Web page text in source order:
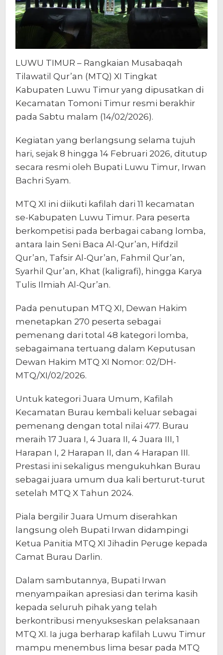
LUWU TIMUR – Rangkaian Musabaqah
Tilawatil Qur’an (MTQ) XI Tingkat
Kabupaten Luwu Timur yang dipusatkan di
Kecamatan Tomoni Timur resmi berakhir
pada Sabtu malam (14/02/2026).
Kegiatan yang berlangsung selama tujuh
hari, sejak 8 hingga 14 Februari 2026, ditutup
secara resmi oleh Bupati Luwu Timur, Irwan
Bachri Syam.
MTQ XI ini diikuti kafilah dari 11 kecamatan
se-Kabupaten Luwu Timur. Para peserta
berkompetisi pada berbagai cabang lomba,
antara lain Seni Baca Al-Qur’an, Hifdzil
Qur’an, Tafsir Al-Qur’an, Fahmil Qur’an,
Syarhil Qur’an, Khat (kaligrafi), hingga Karya
Tulis Ilmiah Al-Qur’an.
Pada penutupan MTQ XI, Dewan Hakim
menetapkan 270 peserta sebagai
pemenang dari total 48 kategori lomba,
sebagaimana tertuang dalam Keputusan
Dewan Hakim MTQ XI Nomor: 02/DH-
MTQ/XI/02/2026.
Untuk kategori Juara Umum, Kafilah
Kecamatan Burau kembali keluar sebagai
pemenang dengan total nilai 477. Burau
meraih 17 Juara I, 4 Juara II, 4 Juara III, 1
Harapan I, 2 Harapan II, dan 4 Harapan III.
Prestasi ini sekaligus mengukuhkan Burau
sebagai juara umum dua kali berturut-turut
setelah MTQ X Tahun 2024.
Piala bergilir Juara Umum diserahkan
langsung oleh Bupati Irwan didampingi
Ketua Panitia MTQ XI Jihadin Peruge kepada
Camat Burau Darlin.
Dalam sambutannya, Bupati Irwan
menyampaikan apresiasi dan terima kasih
kepada seluruh pihak yang telah
berkontribusi menyukseskan pelaksanaan
MTQ XI. Ia juga berharap kafilah Luwu Timur
mampu menembus lima besar pada MTQ